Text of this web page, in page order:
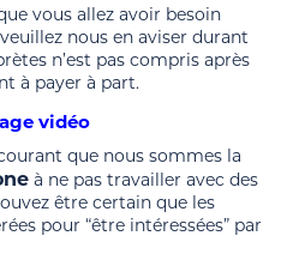
vous allez avoir besoin
nous en aviser durant
n’est pas compris après
à payer à part.
vidéo
que nous sommes la
à ne pas travailler avec des
être certain que les
pour “être intéressées” par